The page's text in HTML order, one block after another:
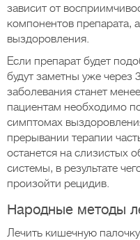
зависит от
компонентов препарата,
выздоровления.
Если препарат будет
будут заметны уже через
заболевания станет
пациентам необходимо
симптомах
прерывании терапии
останется на слизистых
системы, в результате
произойти рецидив.
Народные методы
Лечить кишечную